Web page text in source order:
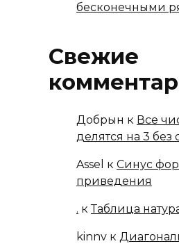
бесконечными
Свежие
Добрын к Все
делятся на 3 без
Assel к Синус
приведения
. кТаблица
kinnv к